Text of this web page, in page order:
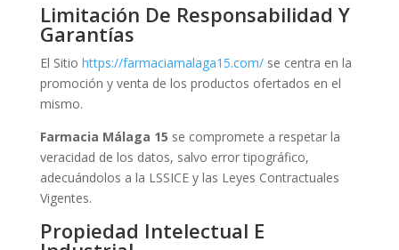
Limitación De Responsabilidad Y
Garantías
El Sitio https://farmaciamalaga15.com/ se centra en la
promoción y venta de los productos ofertados en el
mismo.
Farmacia Málaga 15 se compromete a respetar la
veracidad de los datos, salvo error tipográfico,
adecuándolos a la LSSICE y las Leyes Contractuales
Vigentes.
Propiedad Intelectual E